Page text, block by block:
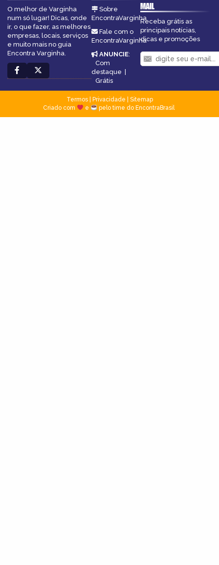
O melhor de Varginha
num só lugar! Dicas, onde
ir, o que fazer, as melhores
empresas, locais, serviços
e muito mais no guia
Encontra Varginha.
Sobre
EncontraVarginha
Fale com o
EncontraVarginha
ANUNCIE:
Com
destaque
Grátis
MAIL
Receba grátis as
principais notícias,
dicas e promoções
Termos| Privacidade
Sitemap
Criado com
e pelo time do EncontraBrasil